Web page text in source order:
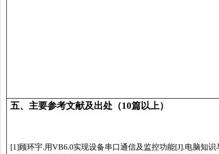
五、 主要参考文献及出处（10篇以上）
[1]顾环宇.用VB6.0实现设备串口通信及监控功能[J].电脑知识